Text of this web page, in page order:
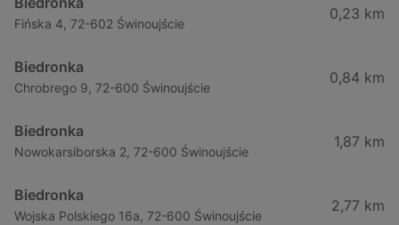
Fińska 4, 72-602 Świnoujście
0,23 km
Biedronka
Chrobrego 9, 72-600 Świnoujście
0,84 km
Biedronka
Nowokarsiborska 2, 72-600 Świnoujście
1,87 km
Biedronka
Wojska Polskiego 16a, 72-600 Świnoujście
2,77 km